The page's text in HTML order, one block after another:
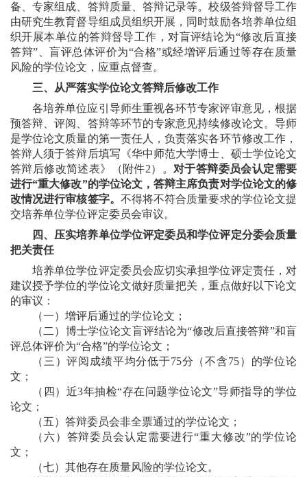
备、专家组成、答辩质量、答辩记录等。校级答辩督导工作
由研究生教育督导组成员组织开展，同时鼓励各培养单位组
织开展本单位的答辩督导工作，对盲评结论为“修改后直接
答辩”、盲评总体评价为“合格”或经增评后通过等存在质量
风险的学位论文，应重点督查。
三、从严落实学位论文答辩后修改工作
各培养单位应引导师生重视各环节专家评审意见，根据
预答辩、评阅、答辩等环节的专家意见持续修改论文。导师
是学位论文质量的第一责任人，负责落实各环节修改工作，
答辩人须于答辩后填写《华中师范大学博士、硕士学位论文
答辩后修改简述表》（附件2）。 对于答辩委员会认定需要
进行“重大修改”的学位论文，答辩主席负责对学位论文的修
改情况进行审核签字。 不得将不符合质量要求的学位论文提
交培养单位学位评定委员会审议。
四、压实培养单位学位评定委员和学位评定分委会质量
把关责任
培养单位学位评定委员会应切实承担学位评定责任，对
建议授予学位的学位论文做好质量把关，重点做好以下论文
的审议：
（一）增评后通过的学位论文；
（二）博士学位论文盲评结论为“修改后直接答辩”和盲
评总体评价为“合格”的学位论文；
（三）评阅成绩平均分低于75分（不含75）的学位论
文；
（四）近3年抽检“存在问题学位论文”导师指导的学位
论文；
（五）答辩委员会非全票通过的学位论文；
（六）答辩委员会认定需要进行“重大修改”的学位论
文；
（七）其他存在质量风险的学位论文。